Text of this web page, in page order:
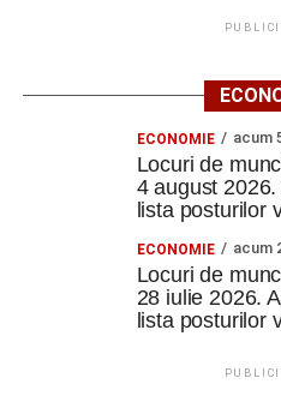
care s-a trecut de la
S-a continuat cu tema
echipă a creat campanii de
„Am învățat să construim
să folosim
conștientizare și schimbare.
Pe tot parcursul cursului,
ECONOMIE acum
Locuri de
4 august
lista posturilor
ECONOMIE acum
Locuri de
28 iulie 2026.
lista posturilor